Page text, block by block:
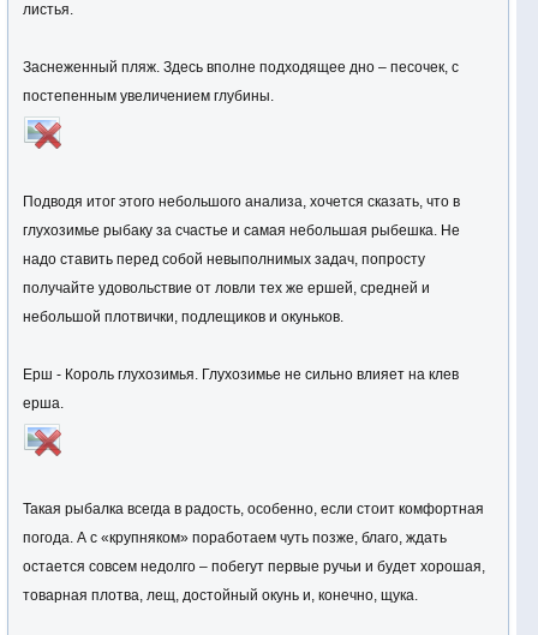
листья.
Заснеженный пляж. Здесь вполне подходящее дно – песочек, с
постепенным увеличением глубины.
Подводя итог этого небольшого анализа, хочется сказать, что в
глухозимье рыбаку за счастье и самая небольшая рыбешка. Не
надо ставить перед собой невыполнимых задач, попросту
получайте удовольствие от ловли тех же ершей, средней и
небольшой плотвички, подлещиков и окуньков.
Ерш - Король глухозимья. Глухозимье не сильно влияет на клев
ерша.
Такая рыбалка всегда в радость, особенно, если стоит комфортная
погода. А с «крупняком» поработаем чуть позже, благо, ждать
остается совсем недолго – побегут первые ручьи и будет хорошая,
товарная плотва, лещ, достойный окунь и, конечно, щука.